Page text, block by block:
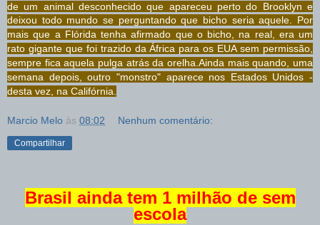
de um animal desconhecido que apareceu perto do Brooklyn e
deixou todo mundo se perguntando que bicho seria aquele. Por
mais que a Flórida tenha afirmado que o bicho, na real, era um
rato gigante que foi trazido da África para os EUA sem permissão,
sempre fica aquela pulga atrás da orelha.Ainda mais quando, uma
semana depois, outro "monstro" aparece nos Estados Unidos -
desta vez, na Califórnia.
Marcio Melo às 08:02 Nenhum comentário:
Compartilhar
Brasil ainda tem 1 milhão de sem
escola